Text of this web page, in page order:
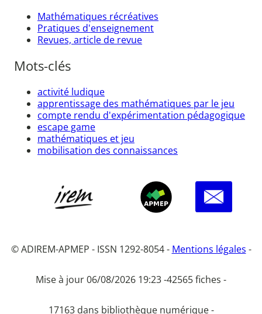
Mathématiques récréatives
Pratiques d'enseignement
Revues, article de revue
Mots-clés
activité ludique
apprentissage des mathématiques par le jeu
compte rendu d'expérimentation pédagogique
escape game
mathématiques et jeu
mobilisation des connaissances
© ADIREM-APMEP - ISSN 1292-8054 - Mentions légales -
Mise à jour 06/08/2026 19:23 -42565 fiches -
17163 dans bibliothèque numérique -